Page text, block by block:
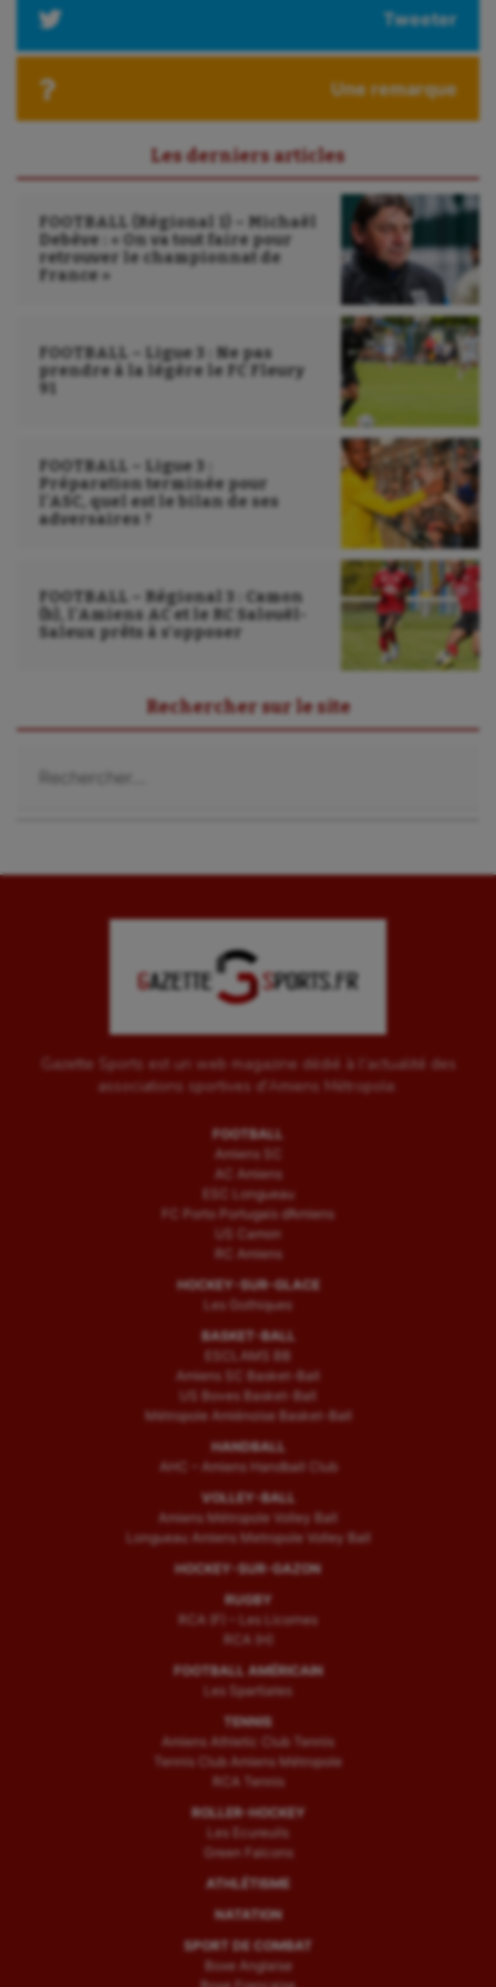
Tweeter
Une remarque
Les derniers articles
FOOTBALL (Régional 1) – Michaël
Debève : « On va tout faire pour
retrouver le championnat de
France »
FOOTBALL – Ligue 3 : Ne pas
prendre à la légère le FC Fleury
91
FOOTBALL – Ligue 3 :
Préparation terminée pour
l’ASC, quel est le bilan de ses
adversaires ?
FOOTBALL – Régional 3 : Camon
(b), l’Amiens AC et le RC Salouël-
Saleux prêts à s’opposer
Rechercher sur le site
Gazette Sports est un web magazine dédié à l'actualité des
associations sportives d'Amiens Métropole.
FOOTBALL
Amiens SC
AC Amiens
ESC Longueau
FC Porto Portugais d’Amiens
US Camon
RC Amiens
HOCKEY-SUR-GLACE
Les Gothiques
BASKET-BALL
ESCLAMS BB
Amiens SC Basket-Ball
US Boves Basket-Ball
Métropole Amiénoise Basket-Ball
HANDBALL
AHC – Amiens Handball Club
VOLLEY-BALL
Amiens Métropole Volley Ball
Longueau Amiens Metropole Volley Ball
HOCKEY-SUR-GAZON
RUGBY
RCA (F) – Les Licornes
RCA (H)
FOOTBALL AMÉRICAIN
Les Spartiates
TENNIS
Amiens Athletic Club Tennis
Tennis Club Amiens Métropole
RCA Tennis
ROLLER-HOCKEY
Les Ecureuils
Green Falcons
ATHLÉTISME
NATATION
SPORT DE COMBAT
Boxe Anglaise